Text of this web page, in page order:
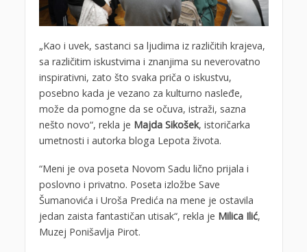
„Kao i uvek, sastanci sa ljudima iz različitih krajeva,
sa različitim iskustvima i znanjima su neverovatno
inspirativni, zato što svaka priča o iskustvu,
posebno kada je vezano za kulturno nasleđe,
može da pomogne da se očuva, istraži, sazna
nešto novo“, rekla je Majda Sikošek, istoričarka
umetnosti i autorka bloga Lepota života.
“Meni je ova poseta Novom Sadu lično prijala i
poslovno i privatno. Poseta izložbe Save
Šumanovića i Uroša Predića na mene je ostavila
jedan zaista fantastičan utisak“, rekla je Milica Ilić,
Muzej Ponišavlja Pirot.